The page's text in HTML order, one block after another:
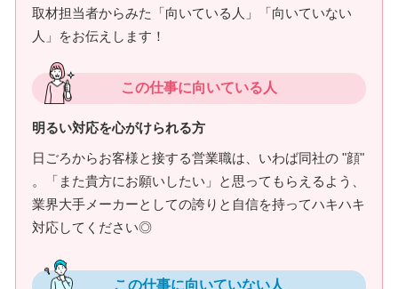
取材担当者からみた「向いている人」「向いていない
人」をお伝えします！
この仕事に向いている人
明るい対応を心がけられる方
日ごろからお客様と接する営業職は、いわば同社の "顔"
。「また貴方にお願いしたい」と思ってもらえるよう、
業界大手メーカーとしての誇りと自信を持ってハキハキ
対応してください◎
この仕事に向いていない人